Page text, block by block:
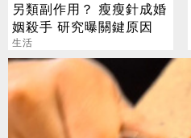
另類副作用？ 瘦瘦針成婚
姻殺手 研究曝關鍵原因
生活